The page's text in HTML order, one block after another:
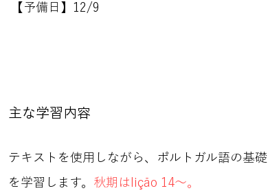
【予備日】12/9
主な学習内容
テキストを使用しながら、ポルトガル語の基礎
を学習します。 秋期はlição 14～。